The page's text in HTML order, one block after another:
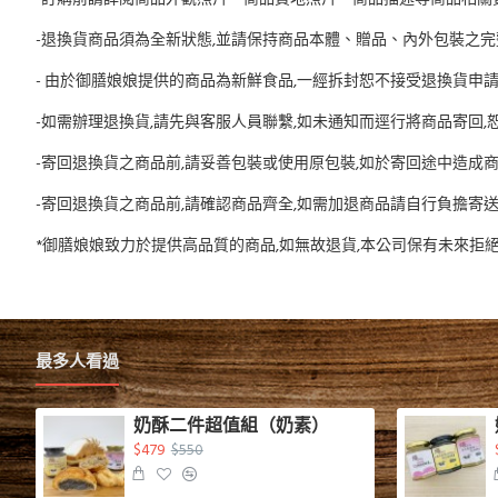
-退換貨商品須為全新狀態,並請保持商品本體、贈品、內外包裝之
- 由於御膳娘娘提供的商品為新鮮食品,一經拆封恕不接受退換貨申
-如需辦理退換貨,請先與客服人員聯繫,如未通知而逕行將商品寄回
-寄回退換貨之商品前,請妥善包裝或使用原包裝,如於寄回途中造成
-寄回退換貨之商品前,請確認商品齊全,如需加退商品請自行負擔寄
*御膳娘娘致力於提供高品質的商品,如無故退貨,本公司保有未來拒
最多人看過
奶酥二件超值組（奶素）
$479 $550